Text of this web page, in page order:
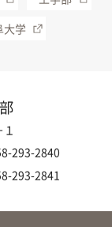
大学
293-2840
293-2841